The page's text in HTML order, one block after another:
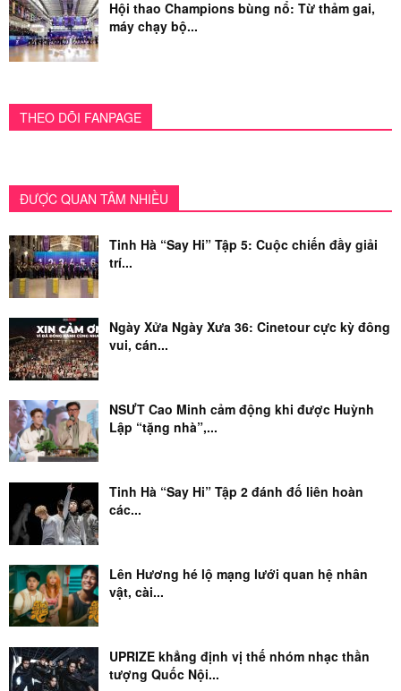
Hội thao Champions bùng nổ: Từ thảm gai,
máy chạy bộ...
THEO DÕI FANPAGE
ĐƯỢC QUAN TÂM NHIỀU
Tinh Hà “Say Hi” Tập 5: Cuộc chiến đầy giải
trí...
Ngày Xửa Ngày Xưa 36: Cinetour cực kỳ đông
vui, cán...
NSƯT Cao Minh cảm động khi được Huỳnh
Lập “tặng nhà”,...
Tinh Hà “Say Hi” Tập 2 đánh đố liên hoàn
các...
Lên Hương hé lộ mạng lưới quan hệ nhân
vật, cài...
UPRIZE khẳng định vị thế nhóm nhạc thần
tượng Quốc Nội...